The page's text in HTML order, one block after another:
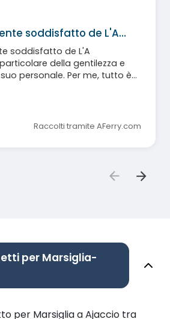
soddisfatto de L'A…
soddisfatto de L'A
della gentilezza e
personale. Per me, tutto è
Raccolti tramite AFerry.com
per Marsiglia-
per Marsiglia a Ajaccio tra